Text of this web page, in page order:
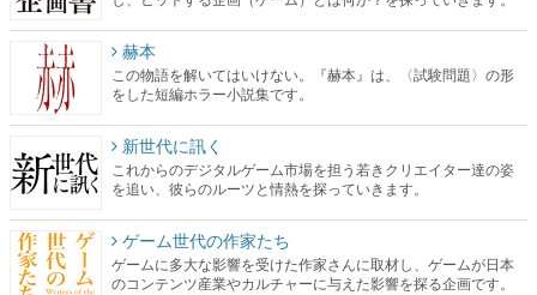
赫本
この物語を解いてはいけない。『赫本』は、〈試験問題〉の形
をした短編ホラー小説集です。
新世代に訊く
これからのデジタルゲーム市場を担う若きクリエイター達の姿
を追い、彼らのルーツと情熱を探っていきます。
ゲーム世代の作家たち
ゲームに多大な影響を受けた作家さんに取材し、ゲームが日本
のコンテンツ産業やカルチャーに与えた影響を探る企画です。